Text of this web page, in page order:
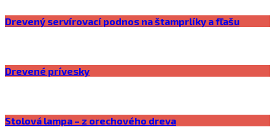
Drevený servírovací podnos na štamprlíky a fľašu
Drevené prívesky
Stolová lampa – z orechového dreva